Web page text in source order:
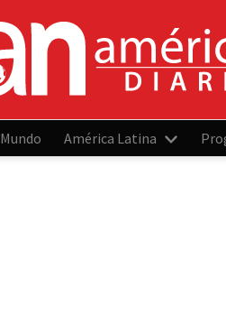
Mundo América Latina